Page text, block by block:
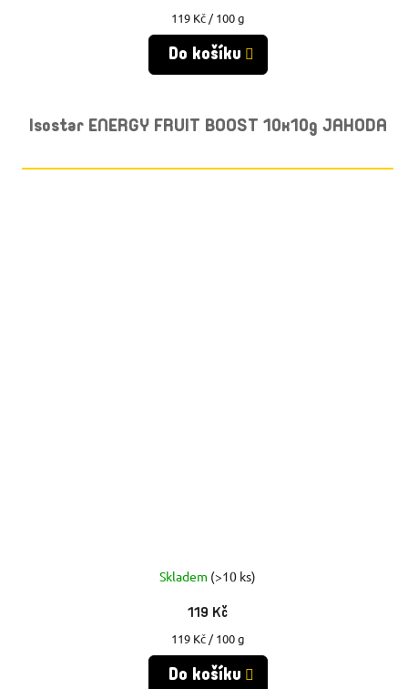
Měrná
cena:
119 Kč / 100 g
Do košíku
Isostar ENERGY FRUIT BOOST 10x10g JAHODA
Skladem (>10 ks)
119 Kč
Měrná
cena:
119 Kč / 100 g
Do košíku